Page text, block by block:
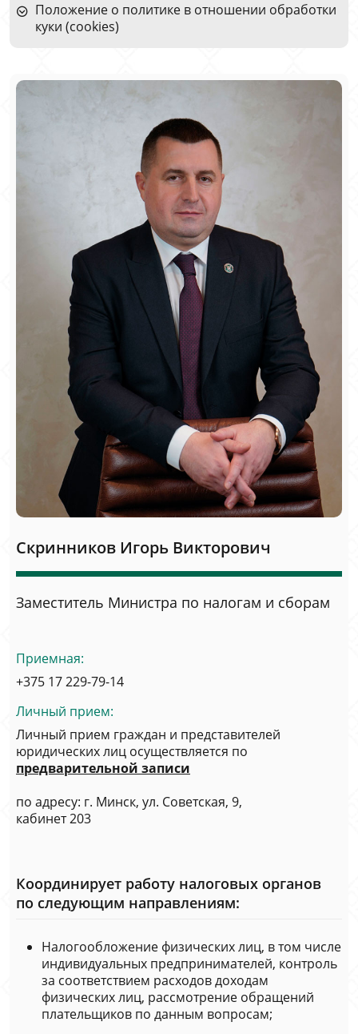
Положение о политике в отношении обработки
куки (cookies)
Скринников Игорь Викторович
Заместитель Министра по налогам и сборам
Приемная:
+375 17 229-79-14
Личный прием:
Личный прием граждан и представителей
юридических лиц осуществляется по
предварительной записи
по адресу: г. Минск, ул. Советская, 9,
кабинет 203
Координирует работу налоговых органов
по следующим направлениям:
Налогообложение физических лиц, в том числе
индивидуальных предпринимателей, контроль
за соответствием расходов доходам
физических лиц, рассмотрение обращений
плательщиков по данным вопросам;